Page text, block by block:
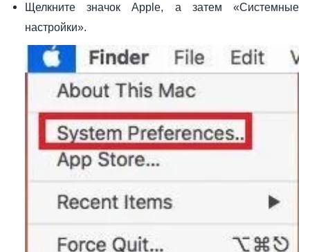
Щелкните значок Apple, а затем «Системные
настройки».